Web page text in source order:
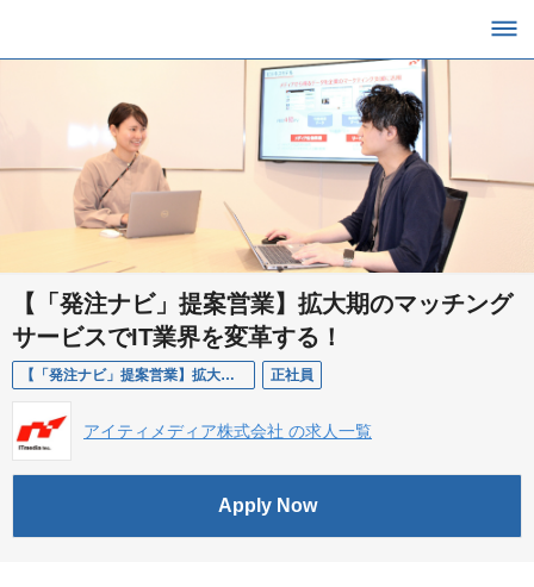
【「発注ナビ」提案営業】拡大期のマッチング
サービスでIT業界を変革する！
【「発注ナビ」提案営業】拡大期のマッチングサービスでIT業界を変革する！ 正社員
アイティメディア株式会社 の求人一覧
Apply Now